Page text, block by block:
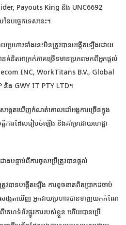
Payouts King និង UNC6692
ៃបច្ចេកទេសនេះ។
យប្រហារទាំងនេះមិនត្រូវបានបង្កើតឡើងដោយ
គំនិតអាក្រក់ភាគច្រើនមានប្រភពមកពីអ្នកផ្តល់
INC, WorkTitans B.V., Global
ង GWY IT PTY LTD។
ង្កេតឃើញកំណត់គោលដៅអង្គការច្រើនក្នុង
ារដែលរៀបចំឡើង និងគាំទ្រដោយហេដ្ឋា
បន្ទាប់ពីការចូលប្រើត្រូវបានផ្តល់
បានបង្កើតឡើង ការខូចខាតពិតប្រាកដចាប់
សង្កេតឃើញ អ្នកវាយប្រហារបានទាញយកកំណែ
ហទំព័រផ្លូវការរបស់ខ្លួន ហើយបានប្រើ